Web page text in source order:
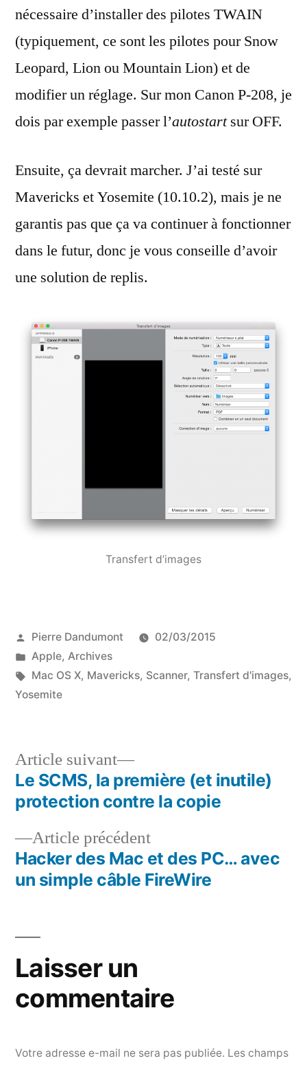
nécessaire d’installer des pilotes TWAIN
(typiquement, ce sont les pilotes pour Snow
Leopard, Lion ou Mountain Lion) et de
modifier un réglage. Sur mon Canon P-208, je
dois par exemple passer l’autostartsur OFF.
Ensuite, ça devrait marcher. J’ai testé sur
Mavericks et Yosemite (10.10.2), mais je ne
garantis pas que ça va continuer à fonctionner
dans le futur, donc je vous conseille d’avoir
une solution de replis.
Transfert d’images
Publié
par
Pierre Dandumont
02/03/2015
Publié
dans
Apple, Archives
Étiquettes :
Mac OS X, Mavericks, Scanner, Transfert d'images,
Yosemite
Navigation
l’article
Article précédentArticle
précédent :
Hacker des Mac et des PC… avec
un simple câble FireWire
Article suivant
Article
suivant :
Le SCMS, la première (et inutile)
protection contre la copie
Laisser un
commentaire
Votre adresse e-mail ne sera pas publiée. Les champs